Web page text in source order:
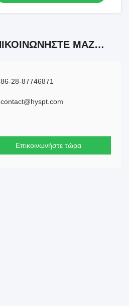
ΕΠΙΚΟΙΝΩΝΉΣΤΕ ΜΑΖΊ ΜΑΣ
86-28-87746871
contact@hyspt.com
Επικοινωνήστε τώρα